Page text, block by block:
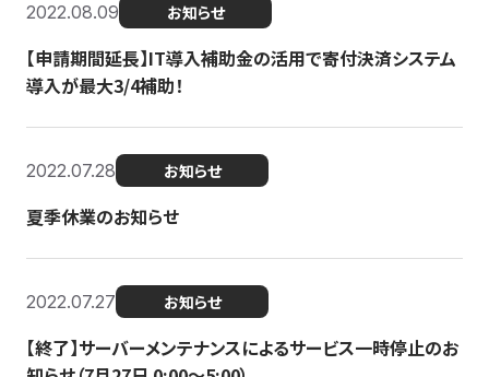
2022.08.09 お知らせ
【申請期間延長】IT導入補助金の活用で寄付決済システム
導入が最大3/4補助！
2022.07.28 お知らせ
夏季休業のお知らせ
2022.07.27 お知らせ
【終了】サーバーメンテナンスによるサービス一時停止のお